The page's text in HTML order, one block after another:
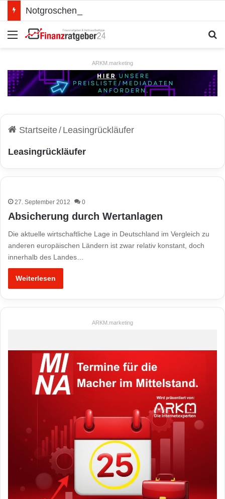
Menü
ARKM.marketing
Startseite/ Leasingrückläufer
Leasingrückläufer
27. September 2012 0
Absicherung durch Wertanlagen
Die aktuelle wirtschaftliche Lage in Deutschland im Vergleich zu
anderen europäischen Ländern ist zwar relativ konstant, doch
innerhalb des Landes…
Weiterlesen
ARKM.marketing